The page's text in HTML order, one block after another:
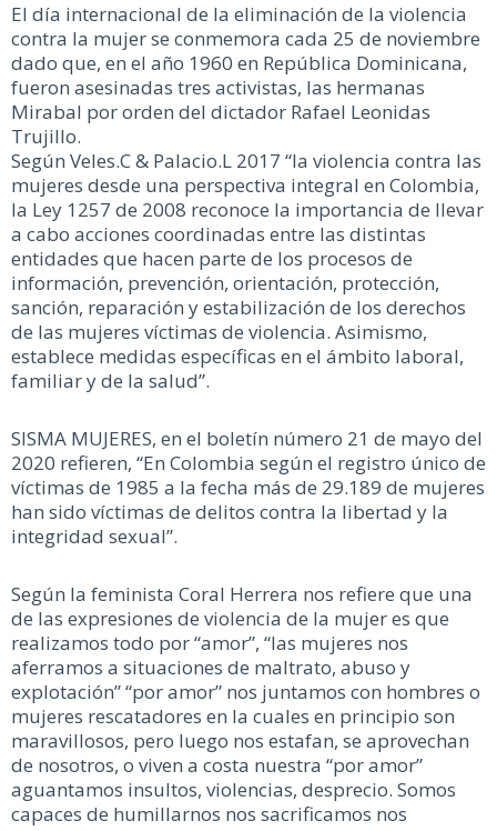
El día internacional de la eliminación de la violencia
contra la mujer se conmemora cada 25 de noviembre
dado que, en el año 1960 en República Dominicana,
fueron asesinadas tres activistas, las hermanas
Mirabal por orden del dictador Rafael Leonidas
Trujillo.
Según Veles.C & Palacio.L 2017 “la violencia contra las
mujeres desde una perspectiva integral en Colombia,
la Ley 1257 de 2008 reconoce la importancia de llevar
a cabo acciones coordinadas entre las distintas
entidades que hacen parte de los procesos de
información, prevención, orientación, protección,
sanción, reparación y estabilización de los derechos
de las mujeres víctimas de violencia. Asimismo,
establece medidas específicas en el ámbito laboral,
familiar y de la salud”.
SISMA MUJERES, en el boletín número 21 de mayo del
2020 refieren, “En Colombia según el registro único de
víctimas de 1985 a la fecha más de 29.189 de mujeres
han sido víctimas de delitos contra la libertad y la
integridad sexual”.
Según la feminista Coral Herrera nos refiere que una
de las expresiones de violencia de la mujer es que
realizamos todo por “amor”, “las mujeres nos
aferramos a situaciones de maltrato, abuso y
explotación” “por amor” nos juntamos con hombres o
mujeres rescatadores en la cuales en principio son
maravillosos, pero luego nos estafan, se aprovechan
de nosotros, o viven a costa nuestra “por amor”
aguantamos insultos, violencias, desprecio. Somos
capaces de humillarnos nos sacrificamos nos